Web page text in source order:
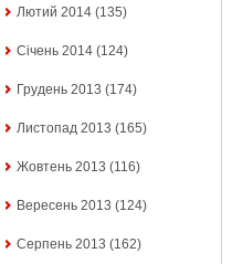
Лютий 2014 (135)
Січень 2014 (124)
Грудень 2013 (174)
Листопад 2013 (165)
Жовтень 2013 (116)
Вересень 2013 (124)
Серпень 2013 (162)